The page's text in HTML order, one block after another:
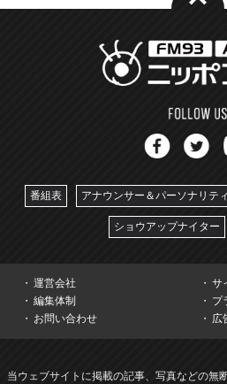
番組表 アナウンサー＆パーソナリテ
ショウアップナイター
運営会社
サ
編集体制
プ
お問い合わせ
広
当ウェブサイトに掲載の記事、写真などの無